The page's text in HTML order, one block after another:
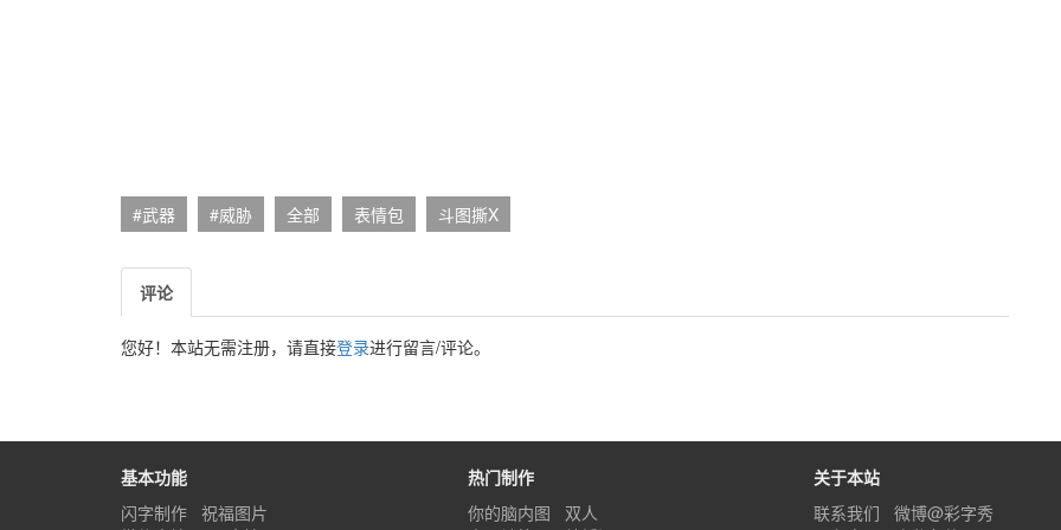
#武器 #威胁 全部 表情包 斗图撕X
评论
您好！本站无需注册，请直接登录进行留言/评论。
基本功能
闪字制作
祝福图片
热门制作
你的脑内图
双人
关于本站
联系我们
微博@彩字秀